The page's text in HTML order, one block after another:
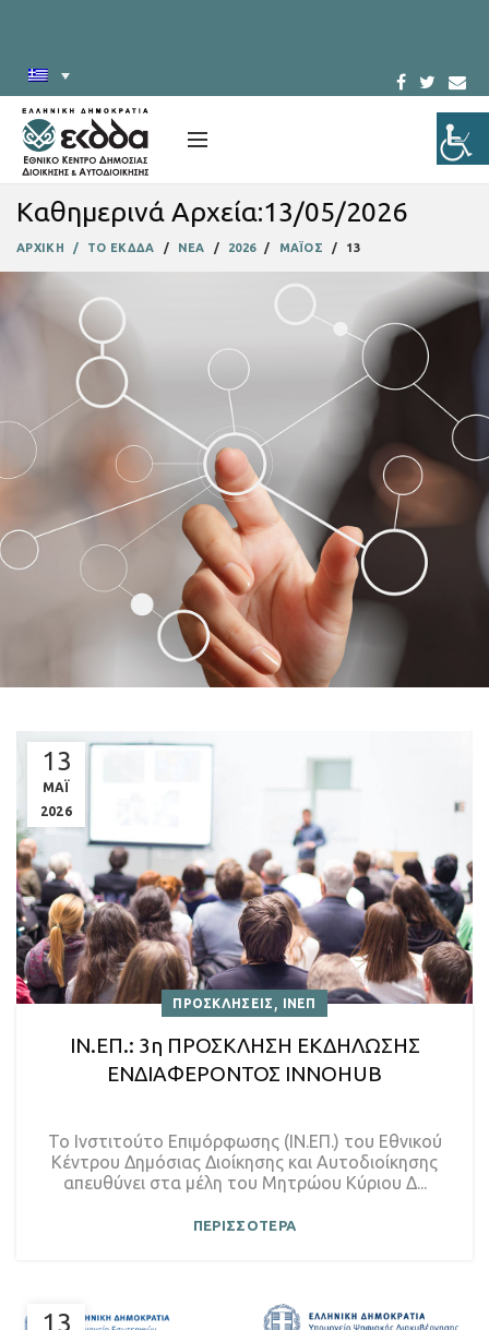
Καθημερινά Αρχεία:13/05/2026
ΑΡΧΙΚΗ ΤΟ ΕΚΔΔΑ ΝΕΑ 2026 ΜΑΪΟΣ 13
13
ΜΑΪ
2026
ΠΡΟΣΚΛΗΣΕΙΣ , ΙΝΕΠ
ΙΝ.ΕΠ.: 3η ΠΡΟΣΚΛΗΣΗ ΕΚΔΗΛΩΣΗΣ
ΕΝΔΙΑΦΕΡΟΝΤΟΣ INNOHUB
Το Ινστιτούτο Επιμόρφωσης (ΙΝ.ΕΠ.) του Εθνικού
Κέντρου Δημόσιας Διοίκησης και Αυτοδιοίκησης
απευθύνει στα μέλη του Μητρώου Κύριου Δ...
ΠΕΡΙΣΣΟΤΕΡΑ
13